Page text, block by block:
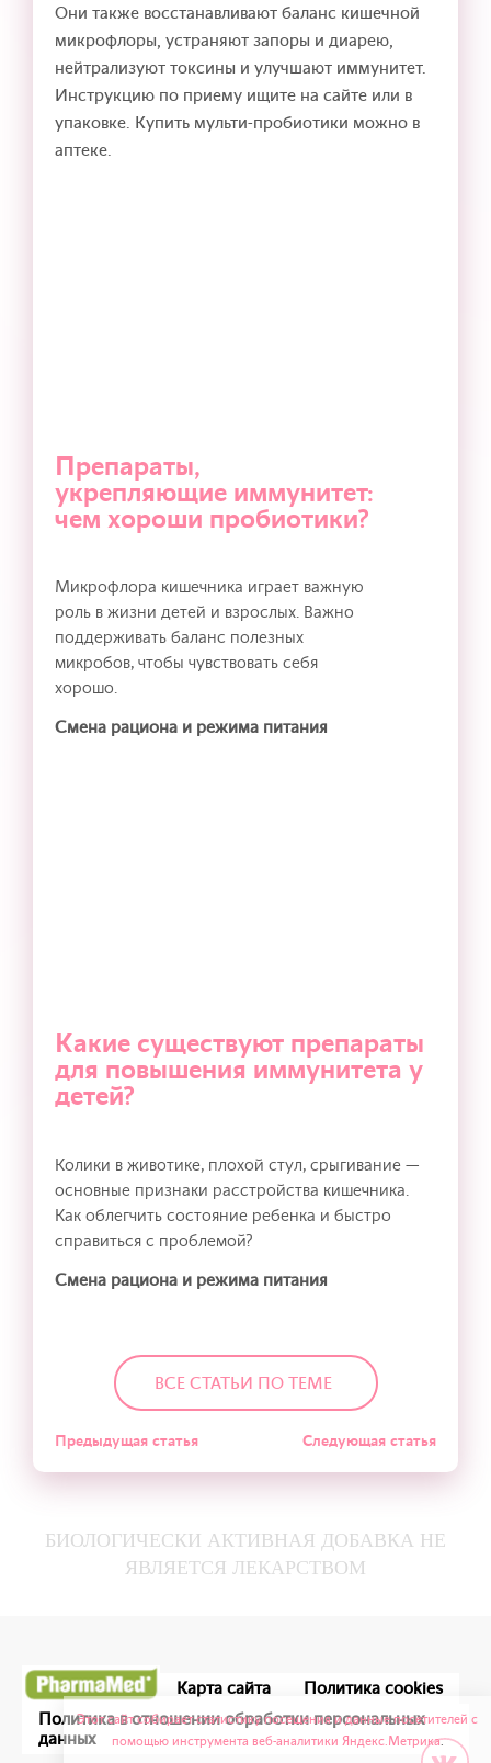
Они также восстанавливают баланс кишечной
микрофлоры, устраняют запоры и диарею,
нейтрализуют токсины и улучшают иммунитет.
Инструкцию по приему ищите на сайте или в
упаковке. Купить мульти-пробиотики можно в
аптеке.
Препараты,
укрепляющие иммунитет:
чем хороши пробиотики?
Микрофлора кишечника играет важную
роль в жизни детей и взрослых. Важно
поддерживать баланс полезных
микробов, чтобы чувствовать себя
хорошо.
Смена рациона и режима питания
Какие существуют препараты
для повышения иммунитета у
детей?
Колики в животике, плохой стул, срыгивание —
основные признаки расстройства кишечника.
Как облегчить состояние ребенка и быстро
справиться с проблемой?
Смена рациона и режима питания
ВСЕ СТАТЬИ ПО ТЕМЕ
Предыдущая статья Следующая статья
БИОЛОГИЧЕСКИ АКТИВНАЯ ДОБАВКА НЕ
ЯВЛЯЕТСЯ ЛЕКАРСТВОМ
Карта сайта
Политика cookies
Политика в отношении обработки персональных
данных
Этот сайт собирает статистику посещения и данные посетителей с
помощью инструмента веб-аналитики Яндекс.Метрика.